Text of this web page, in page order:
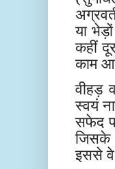
या
कहीं
काम
वीहड़
स्वयं
सफेद
जिसके
इससे वे